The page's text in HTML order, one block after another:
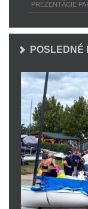
PREZENTÁCIE
POSLEDNÉ